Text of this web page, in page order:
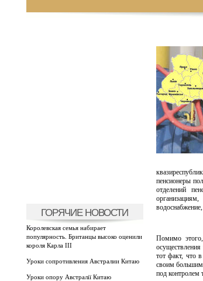
ГОРЯЧИЕ НОВОСТИ
Королевская семья набирает
популярность. Британцы высоко оценили
короля Карла III
Уроки сопротивления Австралии Китаю
Уроки опору Австралії Китаю
пенсионеры
отделений
Помимо
тот факт, что
своим большим
под контролем